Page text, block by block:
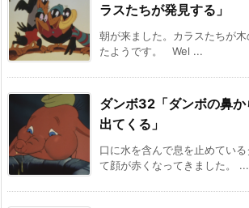
ラスたちが発見する」
朝が来ました。カラスたちが
たようです。 Wel ...
ダンボ32「ダンボの鼻
出てくる」
口に水を含んで息を止めてい
て顔が赤くなってきました。 ...